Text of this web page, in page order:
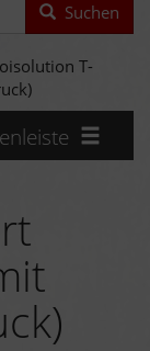
Suchen
T-